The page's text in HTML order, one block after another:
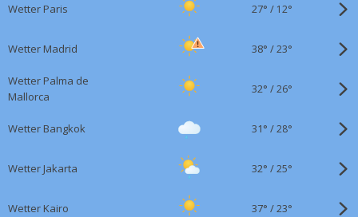
Wetter Paris 27° / 12°
Wetter Madrid 38° /23°
Wetter Palma de
Mallorca
32° /26°
Wetter Bangkok 31° /28°
Wetter Jakarta 32° /25°
Wetter Kairo 37° /23°